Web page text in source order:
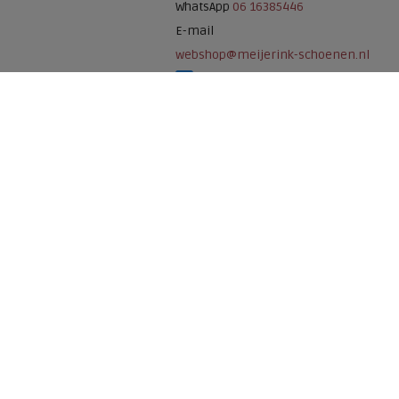
WhatsApp 06 16385446
E-mail
webshop@meijerink-schoenen.nl